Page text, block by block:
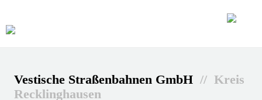
Vestische Straßenbahnen GmbH // Kreis
Recklinghausen